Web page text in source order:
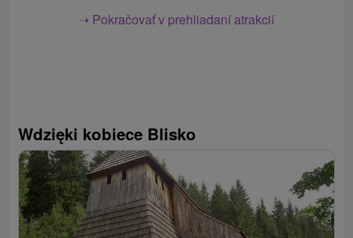
➝ Pokračovať v prehliadaní atrakcií
Wdzięki kobiece Blisko